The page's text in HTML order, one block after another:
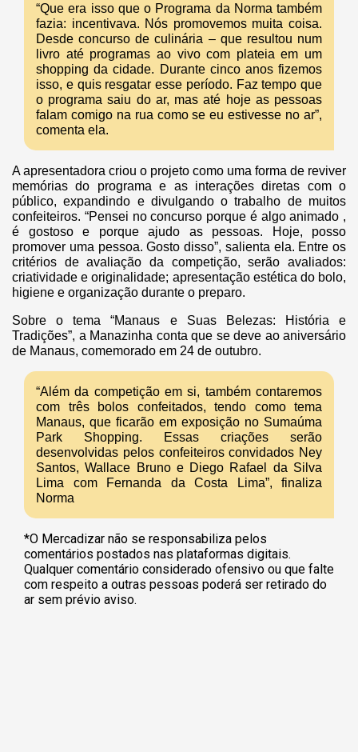
“Que era isso que o Programa da Norma também
fazia: incentivava. Nós promovemos muita coisa.
Desde concurso de culinária – que resultou num
livro até programas ao vivo com plateia em um
shopping da cidade. Durante cinco anos fizemos
isso, e quis resgatar esse período. Faz tempo que
o programa saiu do ar, mas até hoje as pessoas
falam comigo na rua como se eu estivesse no ar”,
comenta ela.
A apresentadora criou o projeto como uma forma de reviver
memórias do programa e as interações diretas com o
público, expandindo e divulgando o trabalho de muitos
confeiteiros. “Pensei no concurso porque é algo animado ,
é gostoso e porque ajudo as pessoas. Hoje, posso
promover uma pessoa. Gosto disso”, salienta ela. Entre os
critérios de avaliação da competição, serão avaliados:
criatividade e originalidade; apresentação estética do bolo,
higiene e organização durante o preparo.
Sobre o tema “Manaus e Suas Belezas: História e
Tradições”, a Manazinha conta que se deve ao aniversário
de Manaus, comemorado em 24 de outubro.
“Além da competição em si, também contaremos
com três bolos confeitados, tendo como tema
Manaus, que ficarão em exposição no Sumaúma
Park Shopping. Essas criações serão
desenvolvidas pelos confeiteiros convidados Ney
Santos, Wallace Bruno e Diego Rafael da Silva
Lima com Fernanda da Costa Lima”, finaliza
Norma
*O Mercadizar não se responsabiliza pelos
comentários postados nas plataformas digitais.
Qualquer comentário considerado ofensivo ou que falte
com respeito a outras pessoas poderá ser retirado do
ar sem prévio aviso.